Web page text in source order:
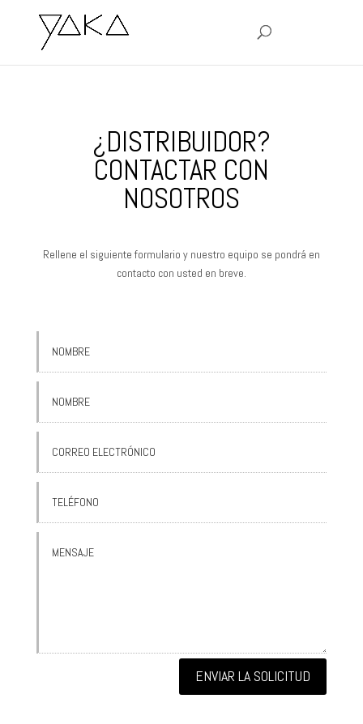
¿DISTRIBUIDOR?
CONTACTAR CON
NOSOTROS
Rellene el siguiente formulario y nuestro equipo se pondrá en
contacto con usted en breve.
ENVIAR LA SOLICITUD